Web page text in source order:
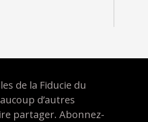
de la Fiducie du
d’autres
partager. Abonnez-